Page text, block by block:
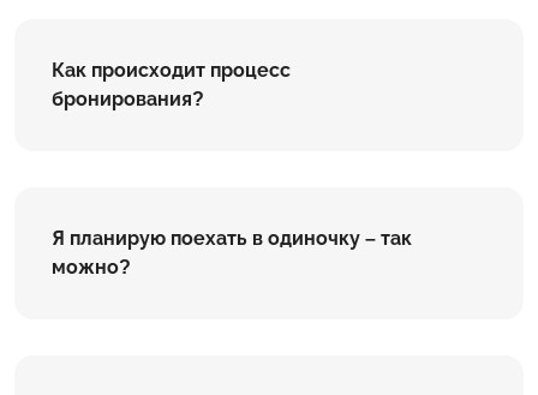
Как происходит процесс
бронирования?
Я планирую поехать в одиночку – так
можно?